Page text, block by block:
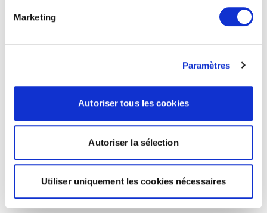
Marketing
Paramètres
Autoriser tous les cookies
Autoriser la sélection
Utiliser uniquement les cookies nécessaires